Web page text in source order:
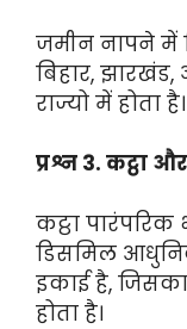
जमीन नापने में
बिहार,
राज्यो में होता है।
प्रश्न 3. कट्ठा
कट्ठा
डिसमिल
इकाई है,
होता है।